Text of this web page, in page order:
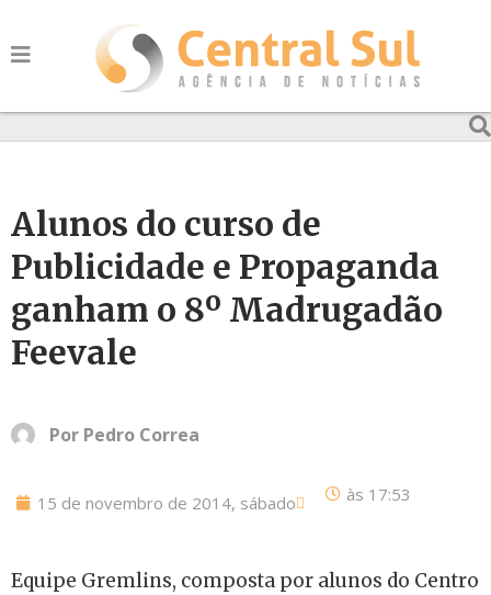
Alunos do curso de
Publicidade e Propaganda
ganham o 8º Madrugadão
Feevale
Por Pedro Correa
15 de novembro de 2014, sábado às 17:53
Equipe Gremlins, composta por alunos do Centro